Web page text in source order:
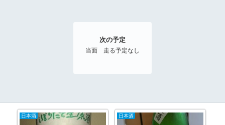
次の予定
当面 走る予定なし
日本酒 日本酒